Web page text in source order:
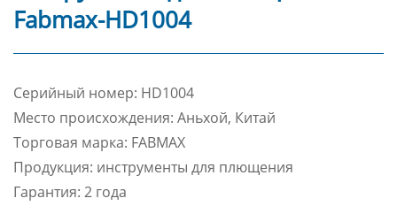
Fabmax-HD1004
Cерийный номер: HD1004
Место происхождения: Аньхой, Китай
Торговая марка: FABMAX
Продукция: инструменты для плющения
Гарантия: 2 года